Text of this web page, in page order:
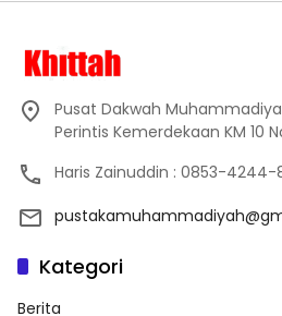
Pusat Dakwah
Perintis Kemerdekaan KM 10
Haris Zainuddin : 0853-4244-
Kategori
Berita